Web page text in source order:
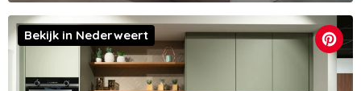
Bekijk in Nederweert